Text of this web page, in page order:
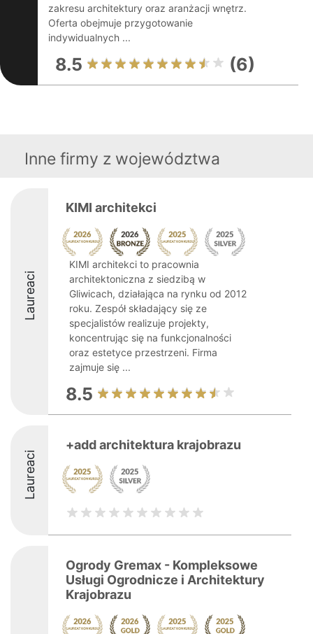
zakresu architektury oraz aranżacji wnętrz.
Oferta obejmuje przygotowanie
indywidualnych ...
8.5 (6)
Inne firmy z województwa
Laureaci
KIMI architekci
KIMI architekci to pracownia
architektoniczna z siedzibą w
Gliwicach, działająca na rynku od 2012
roku. Zespół składający się ze
specjalistów realizuje projekty,
koncentrując się na funkcjonalności
oraz estetyce przestrzeni. Firma
zajmuje się ...
8.5
Laureaci
+add architektura krajobrazu
Ogrody Gremax - Kompleksowe
Usługi Ogrodnicze i Architektury
Krajobrazu